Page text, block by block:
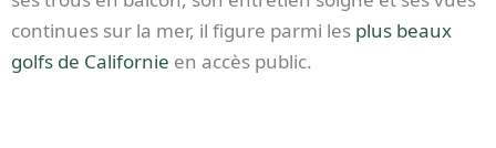
continues sur la mer, il figure parmi les plus beaux
golfs de Californie en accès public.